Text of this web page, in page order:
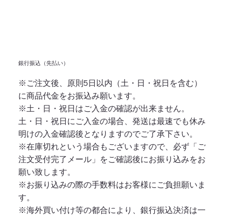
​銀行振込（先払い）
※ご注文後、原則5日以内（土・日・祝日を含む）
に商品代金をお振込み願います。
※土・日・祝日はご入金の確認が出来ません。
土・日・祝日にご入金の場合、発送は最速でも休み
明けの入金確認後となりますのでご了承下さい。
※在庫切れという場合もございますので、必ず「ご
注文受付完了メール」をご確認後にお振り込みをお
願い致します。
※お振り込みの際の手数料はお客様にご負担願いま
す。
※海外買い付け等の都合により、銀行振込決済は一